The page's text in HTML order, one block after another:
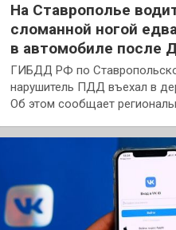
На Ставрополье
сломанной ногой
в автомобиле после
ГИБДД РФ по
нарушитель ПДД въехал в
Об этом сообщает